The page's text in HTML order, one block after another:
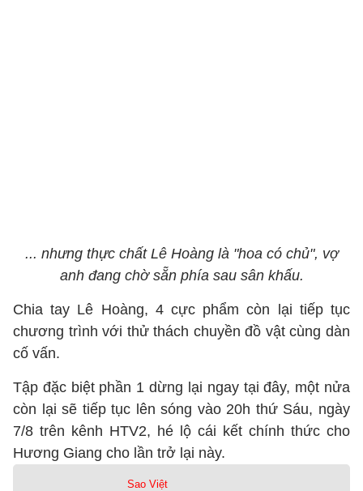
... nhưng thực chất Lê Hoàng là "hoa có chủ", vợ
anh đang chờ sẵn phía sau sân khấu.
Chia tay Lê Hoàng, 4 cực phẩm còn lại tiếp tục
chương trình với thử thách chuyền đồ vật cùng dàn
cố vấn.
Tập đặc biệt phần 1 dừng lại ngay tại đây, một nửa
còn lại sẽ tiếp tục lên sóng vào 20h thứ Sáu, ngày
7/8 trên kênh HTV2, hé lộ cái kết chính thức cho
Hương Giang cho lần trở lại này.
Sao Việt